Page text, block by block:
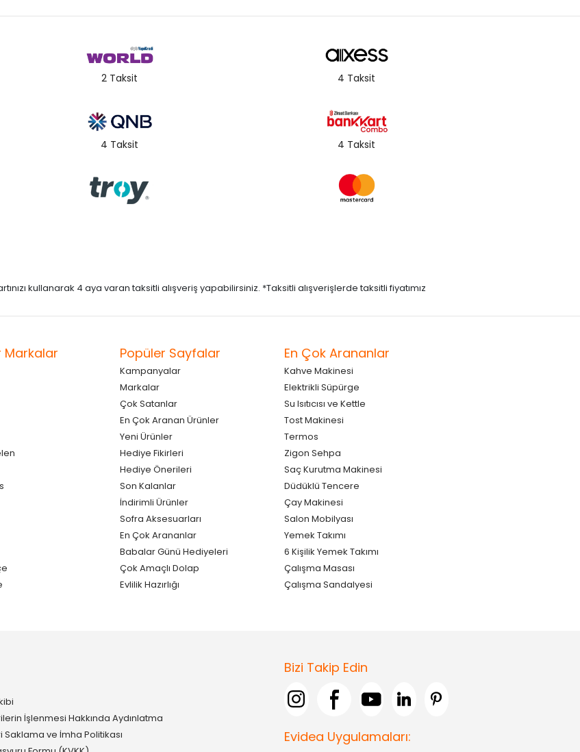
2 Taksit 4 Taksit
4 Taksit 4 Taksit
kullanarak 4 aya varan taksitli alışveriş yapabilirsiniz. *Taksitli alışverişlerde taksitli fiyatımız
Markalar Popüler Sayfalar
Kampanyalar
Markalar
Çok Satanlar
En Çok Aranan Ürünler
Yeni Ürünler
Hediye Fikirleri
Hediye Önerileri
Son Kalanlar
İndirimli Ürünler
Sofra Aksesuarları
En Çok Arananlar
Babalar Günü Hediyeleri
Çok Amaçlı Dolap
Evlilik Hazırlığı
En Çok Arananlar
Kahve Makinesi
Elektrikli Süpürge
Su Isıtıcısı ve Kettle
Tost Makinesi
Termos
Zigon Sehpa
Saç Kurutma Makinesi
Düdüklü Tencere
Çay Makinesi
Salon Mobilyası
Yemek Takımı
6 Kişilik Yemek Takımı
Çalışma Masası
Çalışma Sandalyesi
İşlenmesi Hakkında Aydınlatma
Saklama ve İmha Politikası
Bizi Takip Edin
Evidea Uygulamaları: